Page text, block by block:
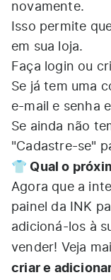
novamente.
Isso permite
em sua loja.
Faça login ou
Se já tem uma
e-mail e senha
Se ainda não
"Cadastre-se"
👕 Qual o
Agora que a
painel da INK
adicioná-los à
vender! Veja
criar e